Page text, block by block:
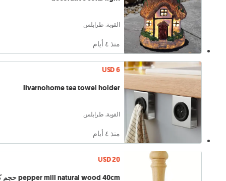
القوبة, طرابلس
منذ ٤ أيام
USD 6
livarnohome tea towel holder
القوبة, طرابلس
منذ ٤ أيام
USD 20
pepper mill natural wood 40cm حجم كبير